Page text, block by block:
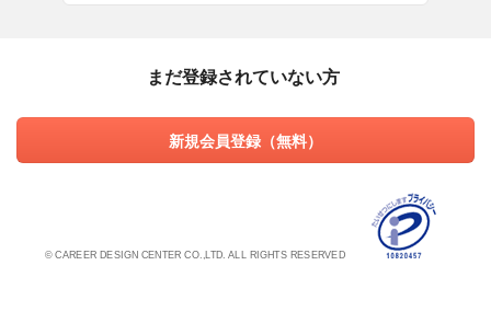
まだ登録されていない方
新規会員登録（無料）
© CAREER DESIGN CENTER CO.,LTD. ALL RIGHTS RESERVED